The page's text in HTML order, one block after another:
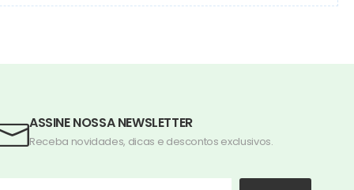
ASSINE NOSSA NEWSLETTER
Receba novidades, dicas e descontos exclusivos.